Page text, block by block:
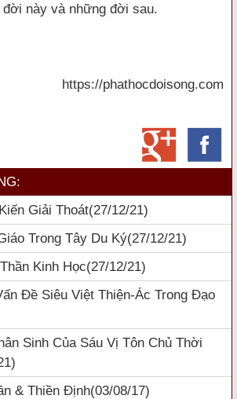
này và những đời sau.
https://phathocdoisong.com
Giải Thoát(27/12/21)
Trong Tây Du Ký(27/12/21)
Kinh Học(27/12/21)
Đề Siêu Việt Thiện-Ác Trong Đạo
Sinh Của Sáu Vị Tôn Chủ Thời
& Thiền Định(03/08/17)